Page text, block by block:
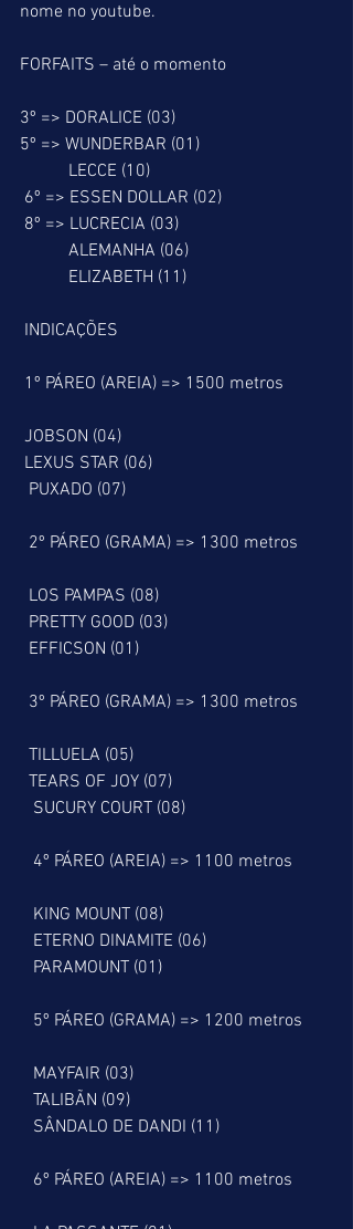
nome no youtube.
FORFAITS – até o momento
3º => DORALICE (03)
5º => WUNDERBAR (01)
LECCE (10)
6º => ESSEN DOLLAR (02)
8º => LUCRECIA (03)
ALEMANHA (06)
ELIZABETH (11)
INDICAÇÕES
1º PÁREO (AREIA) => 1500 metros
JOBSON (04)
LEXUS STAR (06)
PUXADO (07)
2º PÁREO (GRAMA) => 1300 metros
LOS PAMPAS (08)
PRETTY GOOD (03)
EFFICSON (01)
3º PÁREO (GRAMA) => 1300 metros
TILLUELA (05)
TEARS OF JOY (07)
SUCURY COURT (08)
4º PÁREO (AREIA) => 1100 metros
KING MOUNT (08)
ETERNO DINAMITE (06)
PARAMOUNT (01)
5º PÁREO (GRAMA) => 1200 metros
MAYFAIR (03)
TALIBÃN (09)
SÂNDALO DE DANDI (11)
6º PÁREO (AREIA) => 1100 metros